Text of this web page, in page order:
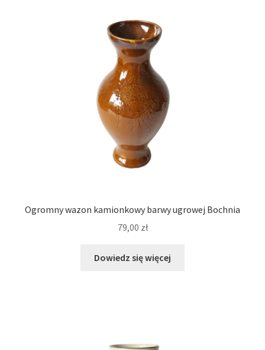
Ogromny wazon kamionkowy barwy ugrowej Bochnia
79,00 zł
Dowiedz się więcej